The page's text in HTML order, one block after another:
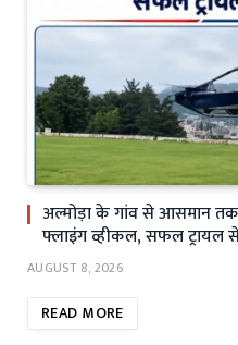
अल्मोड़ा के गांव से आसमान तक:
फ्लाइंग व्हीकल, सफल ट्रायल
AUGUST 8, 2026
READ MORE